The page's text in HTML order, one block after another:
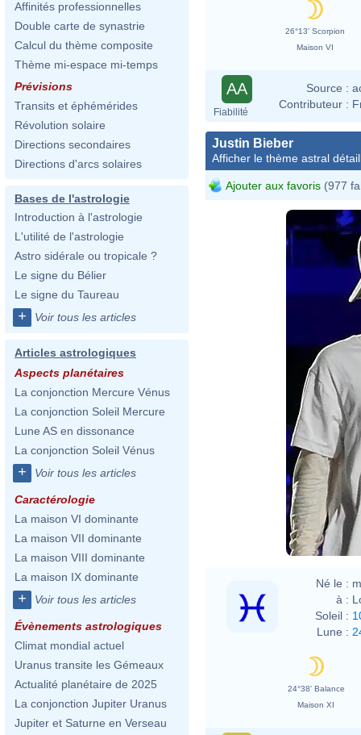
Affinités professionnelles
Double carte de synastrie
Calcul du thème composite
Thème mi-espace mi-temps
Prévisions
Transits et éphémérides
Révolution solaire
Directions secondaires
Directions d'arcs solaires
Bases de l'astrologie
Introduction à l'astrologie
L'utilité de l'astrologie
Astro sidérale ou tropicale ?
Le signe du Bélier
Le signe du Taureau
+ Voir tous les articles
Articles astrologiques
Aspects planétaires
La conjonction Mercure Vénus
La conjonction Soleil Mercure
Lune AS en dissonance
La conjonction Soleil Vénus
+ Voir tous les articles
Caractérologie
La maison VI dominante
La maison VII dominante
La maison VIII dominante
La maison IX dominante
+ Voir tous les articles
Évènements astrologiques
Climat mondial actuel
Uranus transite les Gémeaux
Actualité planétaire de 2025
La conjonction Jupiter Uranus
Jupiter et Saturne en Verseau
26°13' Scorpion
Maison VI
AA
Fiabilité
Source :
Contributeur :
Justin Bieber
Afficher le thème astral
Ajouter aux favoris (977
Né le :
à :
Soleil :
Lune :
24°38' Balance
Maison XI